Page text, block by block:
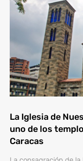
La Iglesia de
uno de los
Caracas